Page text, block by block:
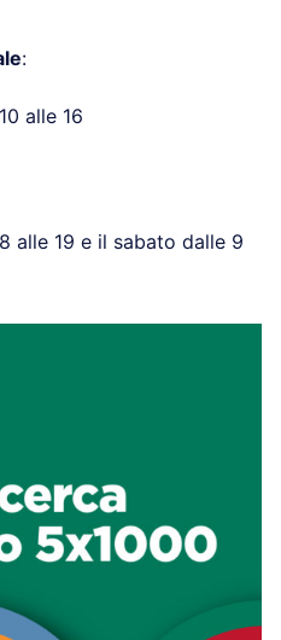
:
alle 16
alle 19 e il sabato dalle 9